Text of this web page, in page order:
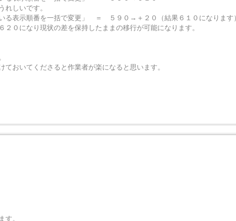
れしいです。
いる表示順番を一括で変更」 ＝ ５９０→＋２０（結果６１０になります
０になり現状の差を保持したままの移行が可能になります。
おいてくださると作業者が楽になると思います。
す。